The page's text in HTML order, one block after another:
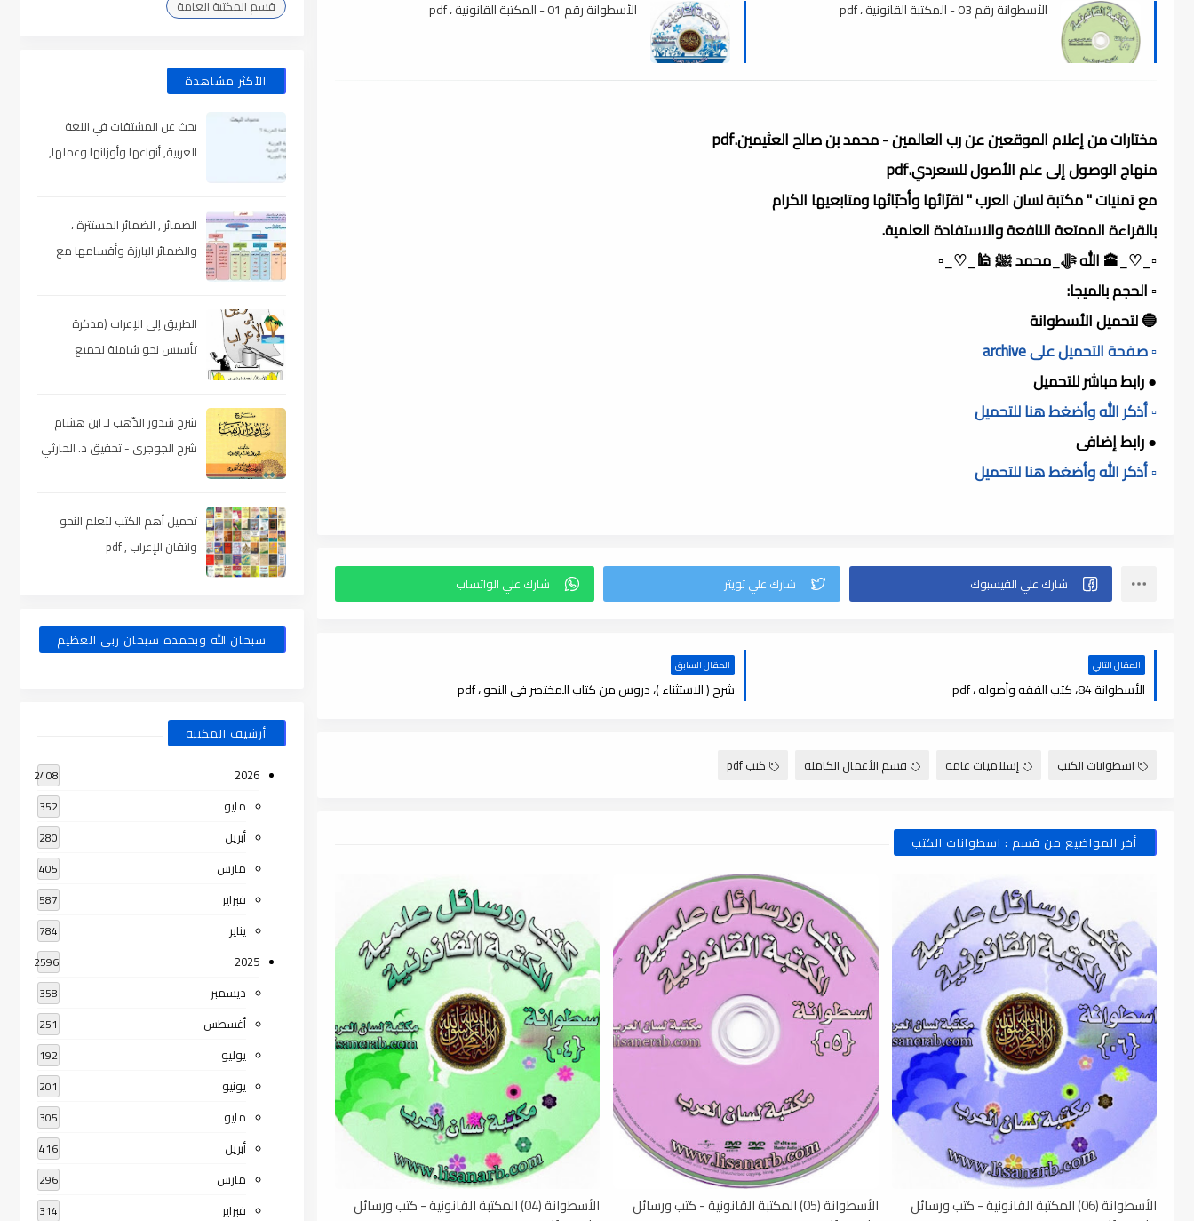
الأسطوانة رقم 03 - المكتبة القانونية ، pdf
الأسطوانة رقم 01 - المكتبة القانونية ، pdf
مختارات من إعلام الموقعين عن رب العالمين - محمد بن صالح العثيمين.pdf
منهاج الوصول إلى علم الأصول للسعردي.pdf
مع تمنيات " مكتبة لسان العرب " لقرّائها وأحبّائها ومتابعيها الكرام
بالقراءة الممتعة النافعة والاستفادة العلمية.
▫️_♡_🕋 الله ﷻ_محمد ﷺ 🕌_♡_▫️
▫️ الحجم بالميجا:
🔵 لتحميل الأسطوانة
▫️ صفحة التحميل على archive
● رابط مباشر للتحميل
▫️ أذكر الله وأضغط هنا للتحميل
● رابط إضافى
▫️ أذكر الله وأضغط هنا للتحميل
المقال التالي
الأسطوانة 84، كتب الفقه وأصوله ، pdf
المقال السابق
شرح ( الاستثناء )، دروس من كتاب المختصر فى النحو ، pdf
اسطوانات الكتب إسلاميات عامة قسم الأعمال الكاملة كتب pdf
أخر المواضيع من قسم : اسطوانات الكتب
الأسطوانة (06) المكتبة القانونية - كتب ورسائل الأسطوانة (05) المكتبة القانونية - كتب ورسائل الأسطوانة (04) المكتبة القانونية - كتب ورسائل
قسم المكتبة العامة
الأكثر مشاهدة
بحث عن المشتقات في اللغة
العربية, أنواعها وأوزانها وعملها,
الضمائر , الضمائر المستترة ،
والضمائر البارزة وأقسامها مع
الطريق إلى الإعراب (مذكرة
تأسيس نحو شاملة لجميع
شرح شذور الذّهب لـ ابن هشام
شرح الجوجرى - تحقيق د. الحارثي
تحميل أهم الكتب لتعلم النحو
واتقان الإعراب , pdf
سبحان الله وبحمده سبحان ربى العظيم
أرشيف المكتبة
2026
2408
مايو 352
أبريل 280
مارس 405
فبراير 587
يناير 784
2025
2596
ديسمبر 358
أغسطس 251
يوليو 192
يونيو 201
مايو 305
أبريل 416
مارس 296
فبراير 314